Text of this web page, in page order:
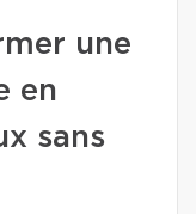
une
en
sans